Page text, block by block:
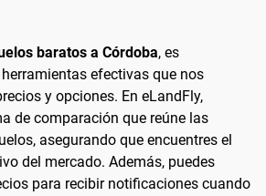
baratos a Córdoba, es
efectivas que nos
y opciones. En eLandFly,
de comparación que reúne las
asegurando que encuentres el
del mercado. Además, puedes
para recibir notificaciones cuando